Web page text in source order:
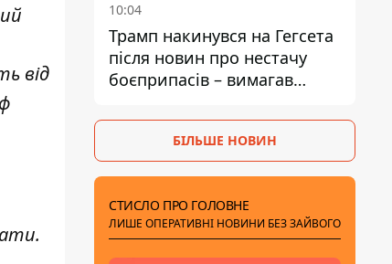
від
10:04
Трамп накинувся на Гегсета
після новин про нестачу
боєприпасів – вимагав
БІЛЬШЕ НОВИН
СТИСЛО ПРО ГОЛОВНЕ
ЛИШЕ ОПЕРАТИВНІ НОВИНИ БЕЗ ЗАЙВОГО